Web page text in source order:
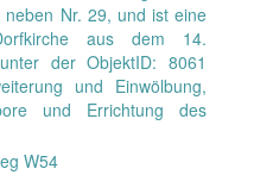
Nr. 29, und ist eine
aus dem 14.
der ObjektID: 8061
und Einwölbung,
und Errichtung des